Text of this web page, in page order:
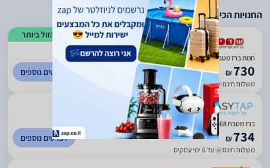
החנויות הכי זולות
הזול ביותר
4.43
(
199
חמת ברז מטבח PVD נשלף Pull Down דגם 304668 כרום
₪730
משלוח חינם עד 6 ימי עסקים
לפרטים נוספים
4.96
(
164
)
ברז מטבח 304668 נשלף PULL DOWN פיה מסתובבת כרום חמת
₪734
משלוח חינם עד 6 ימי עסקים
לפרטים נוספים